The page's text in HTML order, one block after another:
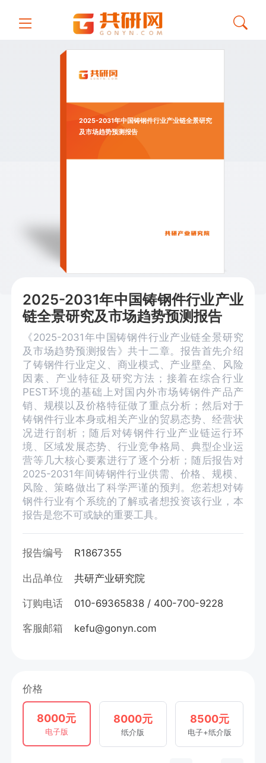
2025-2031年中国铸钢件行业产业链全景研究
及市场趋势预测报告
2025-2031年中国铸钢件行业产业
链全景研究及市场趋势预测报告
《2025-2031年中国铸钢件行业产业链全景研究
及市场趋势预测报告》共十二章。报告首先介绍
了铸钢件行业定义、商业模式、产业壁垒、风险
因素、产业特征及研究方法；接着在综合行业
PEST环境的基础上对国内外市场铸钢件产品产
销、规模以及价格特征做了重点分析；然后对于
铸钢件行业本身或相关产业的贸易态势、经营状
况进行剖析；随后对铸钢件行业产业链运行环
境、区域发展态势、行业竞争格局、典型企业运
营等几大核心要素进行了逐个分析；随后报告对
2025-2031年间铸钢件行业供需、价格、规模、
风险、策略做出了科学严谨的预判。您若想对铸
钢件行业有个系统的了解或者想投资该行业，本
报告是您不可或缺的重要工具。
报告编号 R1867355
出品单位 共研产业研究院
订购电话 010-69365838 / 400-700-9228
客服邮箱 kefu@gonyn.com
价格
8000元
电子版
8000元
纸介版
8500元
电子+纸介版